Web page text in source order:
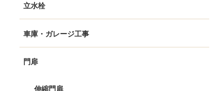
立水栓
車庫・ガレージ工事
門扉
伸縮門扉